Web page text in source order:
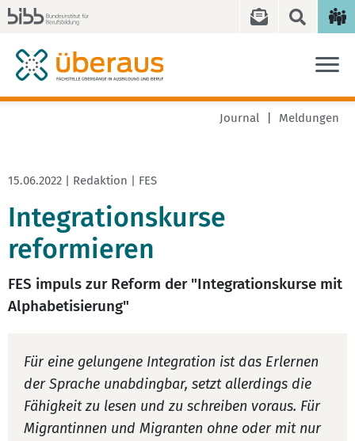
Journal Meldungen
15.06.2022 | Redaktion | FES
Integrationskurse
reformieren
FES impuls zur Reform der "Integrationskurse mit
Alphabetisierung"
Für eine gelungene Integration ist das Erlernen
der Sprache unabdingbar, setzt allerdings die
Fähigkeit zu lesen und zu schreiben voraus. Für
Migrantinnen und Migranten ohne oder mit nur